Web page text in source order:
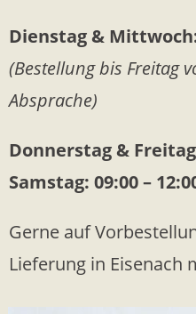
Dienstag &
(Bestellung bis Freitag
Absprache)
Donnerstag &
Samstag: 09:00 –
Gerne auf
Lieferung in Eisenach